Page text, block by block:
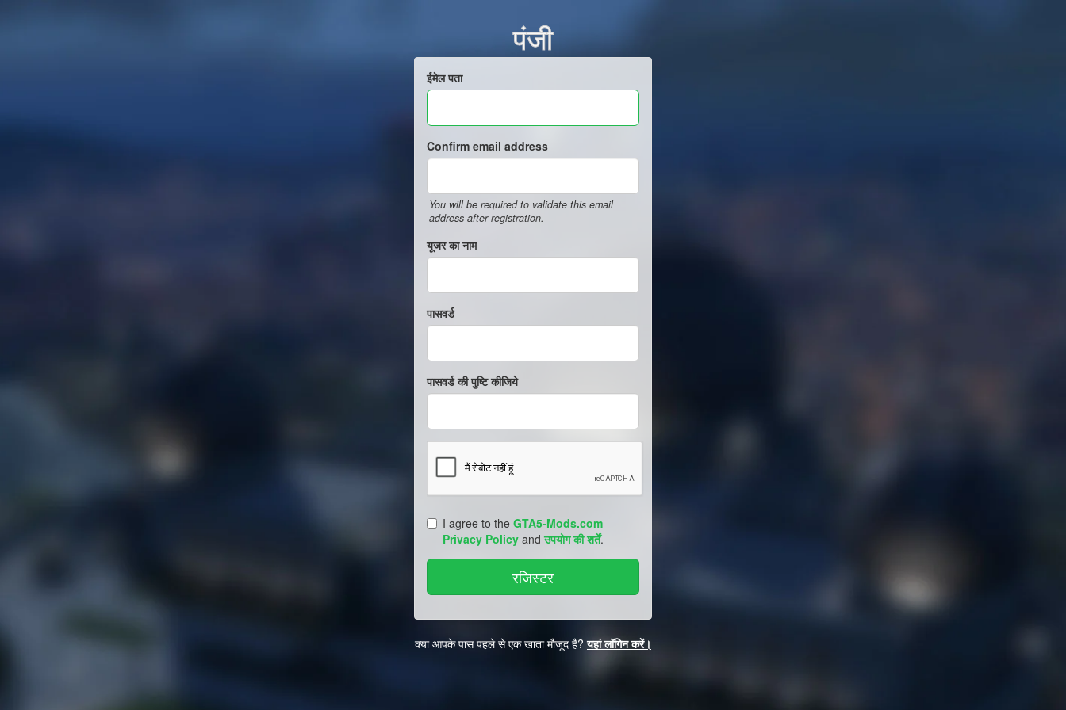
पंजी
ईमेल पता
Confirm email address
You will be required to validate this email
address after registration.
यूजर का नाम
पासवर्ड
पासवर्ड की पुष्टि कीजिये
I agree to the GTA5-Mods.com
Privacy Policy andउपयोग की शर्तें.
क्या आपके पास पहले से एक खाता मौजूद है?यहां लॉगिन करें।